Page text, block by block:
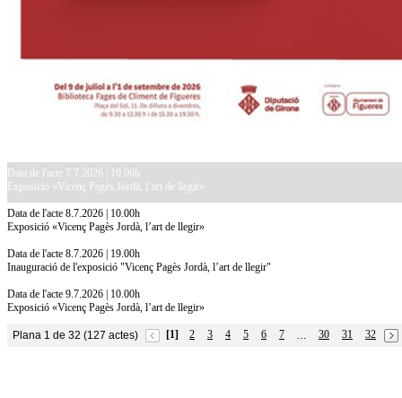
Data de l'acte 7.7.2026 | 10.00h
Exposició «Vicenç Pagès Jordà, l’art de llegir»
Data de l'acte 8.7.2026 | 10.00h
Exposició «Vicenç Pagès Jordà, l’art de llegir»
Data de l'acte 8.7.2026 | 19.00h
Inauguració de l'exposició "Vicenç Pagès Jordà, l’art de llegir"
Data de l'acte 9.7.2026 | 10.00h
Exposició «Vicenç Pagès Jordà, l’art de llegir»
Plana 1 de 32 (127 actes) [1] 2 3 4 5 6 7 … 30 31
32